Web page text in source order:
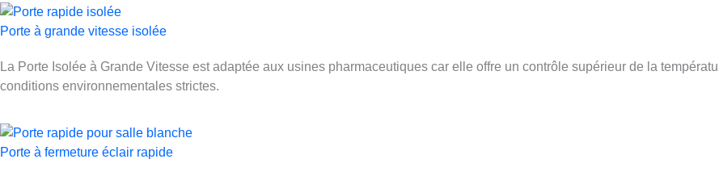
Porte à grande vitesse isolée
La Porte Isolée à Grande Vitesse est adaptée aux usines pharmaceutiques car elle offre un contrôle supérieur de la
conditions environnementales strictes.
Porte à fermeture éclair rapide